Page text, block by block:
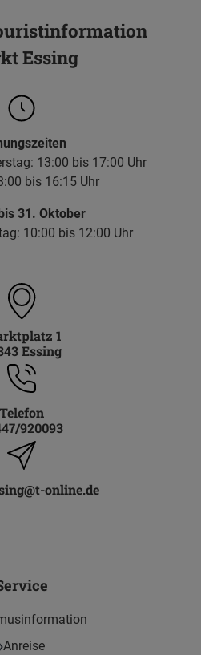
Essing
13:00 bis 17:00 Uhr
bis 16:15 Uhr
31. Oktober
10:00 bis 12:00 Uhr
1
Essing
Telefon
920093
online.de
Anreise